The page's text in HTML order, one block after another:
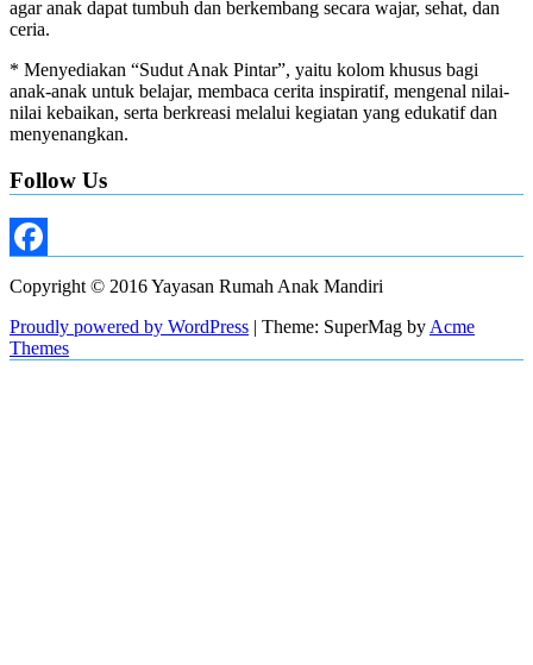
agar anak dapat tumbuh dan berkembang secara wajar, sehat, dan
ceria.
* Menyediakan “Sudut Anak Pintar”, yaitu kolom khusus bagi
anak-anak untuk belajar, membaca cerita inspiratif, mengenal nilai-
nilai kebaikan, serta berkreasi melalui kegiatan yang edukatif dan
menyenangkan.
Follow Us
Copyright © 2016 Yayasan Rumah Anak Mandiri
Proudly powered by WordPress | Theme: SuperMag by Acme
Themes